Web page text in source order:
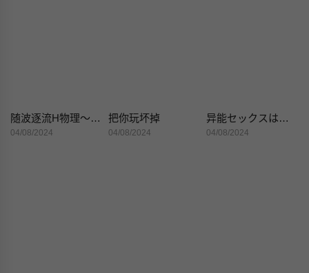
随波逐流H物理～不小心插入了被泳池波浪漂来的女生
04/08/2024
把你玩坏掉
04/08/2024
异能セックスは日常のなかに[DL版]
04/08/2024